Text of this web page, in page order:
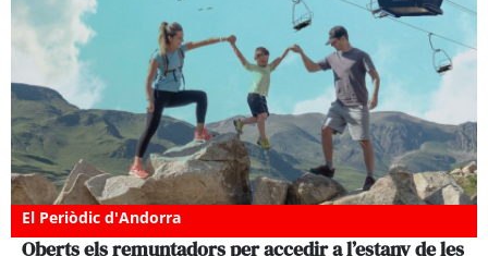
El Periòdic d'Andorra
Oberts els remuntadors per accedir a l’estany de les